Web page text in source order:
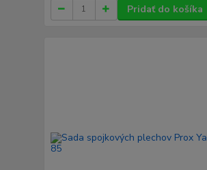
Pridať do košíka